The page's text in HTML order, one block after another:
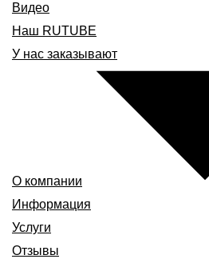
Видео
Наш RUTUBE
У нас заказывают
О компании
Информация
Услуги
Отзывы